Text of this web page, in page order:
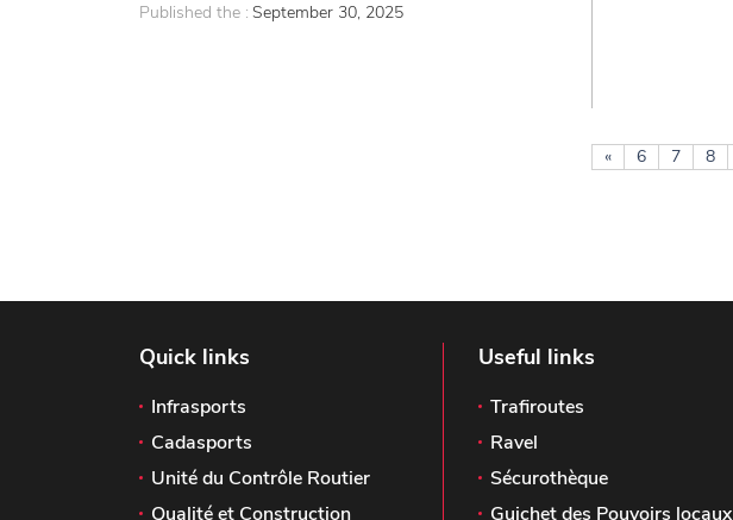
Published the : September 30, 2025
« 6 7 8
Quick links
Infrasports
Cadasports
Unité du Contrôle Routier
Qualité et Construction
Useful links
Trafiroutes
Ravel
Sécurothèque
Guichet des Pouvoirs locaux